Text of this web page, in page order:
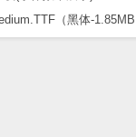
（黑体-